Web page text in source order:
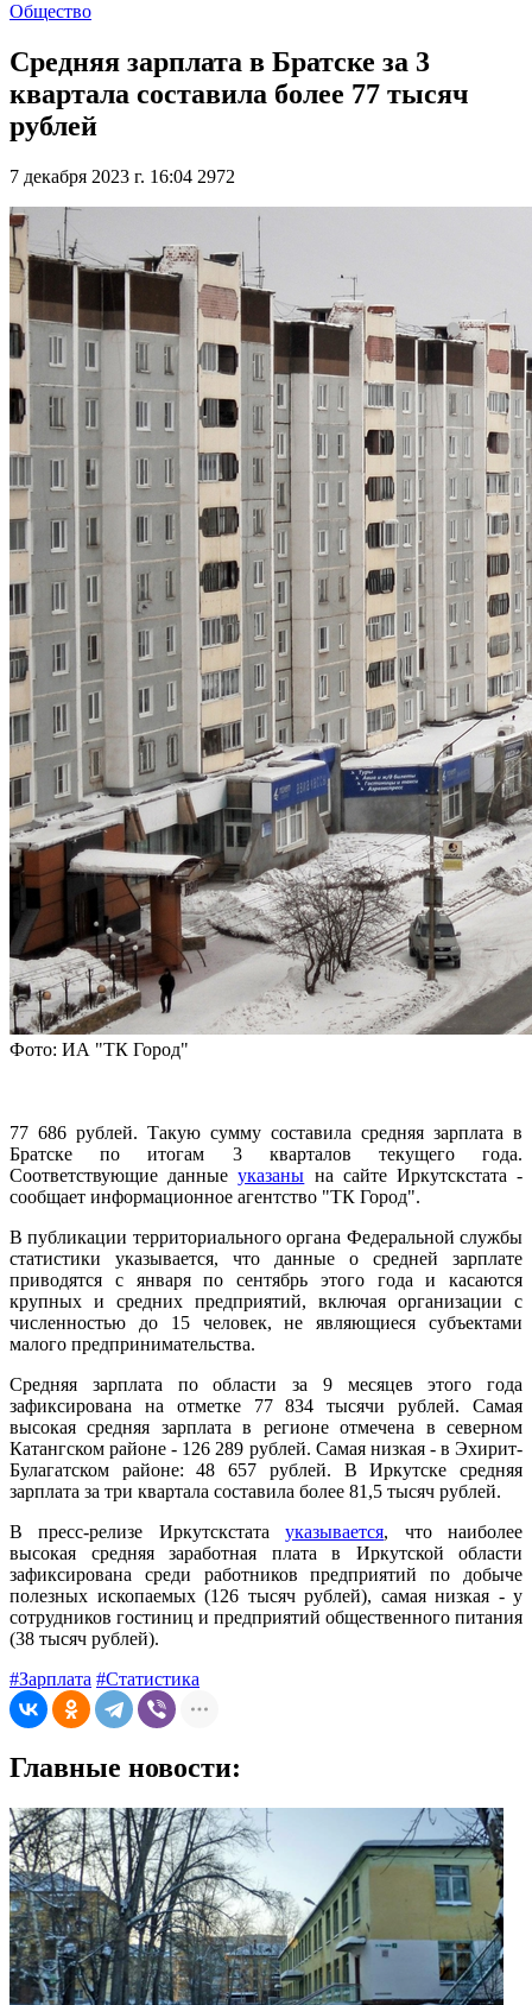
Общество
Средняя зарплата в Братске за 3
квартала составила более 77 тысяч
рублей
7 декабря 2023 г. 16:04 2972
Фото: ИА "ТК Город"
77 686 рублей. Такую сумму составила средняя зарплата в
Братске по итогам 3 кварталов текущего года.
Соответствующие данныеуказаны на сайте Иркутскстата -
сообщает информационное агентство "ТК Город".
В публикации территориального органа Федеральной службы
статистики указывается, что данные о средней зарплате
приводятся с января по сентябрь этого года и касаются
крупных и средних предприятий, включая организации с
численностью до 15 человек, не являющиеся субъектами
малого предпринимательства.
Средняя зарплата по области за 9 месяцев этого года
зафиксирована на отметке 77 834 тысячи рублей. Самая
высокая средняя зарплата в регионе отмечена в северном
Катангском районе - 126 289 рублей. Самая низкая - в Эхирит-
Булагатском районе: 48 657 рублей. В Иркутске средняя
зарплата за три квартала составила более 81,5 тысяч рублей.
В пресс-релизе Иркутскстатауказывается, что наиболее
высокая средняя заработная плата в Иркутской области
зафиксирована среди работников предприятий по добыче
полезных ископаемых (126 тысяч рублей), самая низкая - у
сотрудников гостиниц и предприятий общественного питания
(38 тысяч рублей).
#Зарплата #Статистика
Главные новости: